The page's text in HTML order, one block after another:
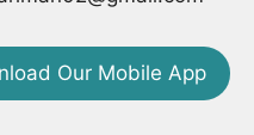
Our Mobile App